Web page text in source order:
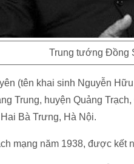
Trung tướng Đồng
(tên khai sinh Nguyễn
Trung, huyện Quảng
Bà Trưng, Hà Nội.
mạng năm 1938, được kết